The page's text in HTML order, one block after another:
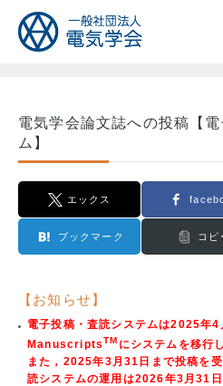
電気学会論文誌への投稿【
ム】
エックス
ブックマーク コピ
【お知らせ】
電子投稿・査読システムは2025年
Manuscripts TM にシステムを移行
また，2025年3月31日まで投稿を
読システムの運用は2026年3月31日